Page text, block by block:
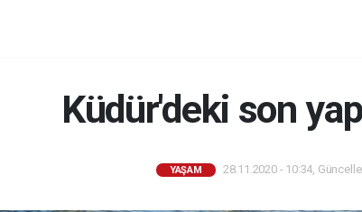
Küdür'deki son
YAŞAM 28.11.2020 - 10:34,